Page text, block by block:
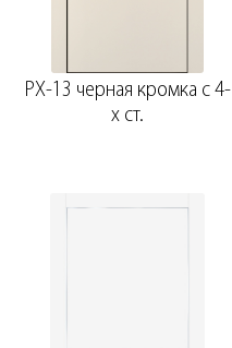
PX-13 черная кромка с 4-
х ст.